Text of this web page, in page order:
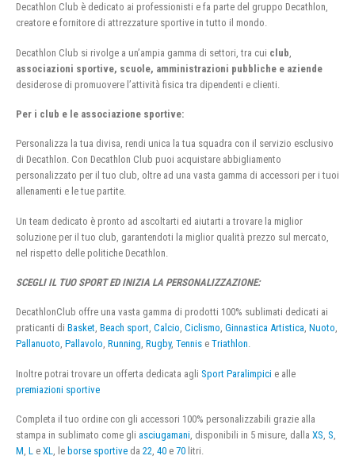
Decathlon Club è dedicato ai professionisti e fa parte del gruppo Decathlon,
creatore e fornitore di attrezzature sportive in tutto il mondo.
Decathlon Club si rivolge a un’ampia gamma di settori, tra cui club
associazioni sportive, scuole, amministrazioni pubbliche e aziende
desiderose di promuovere l’attività fisica tra dipendenti e clienti.
Per i club e le associazione sportive:
Personalizza la tua divisa, rendi unica la tua squadra con il servizio esclusivo
di Decathlon. Con Decathlon Club puoi acquistare abbigliamento
personalizzato per il tuo club, oltre ad una vasta gamma di accessori per i tuoi
allenamenti e le tue partite.
Un team dedicato è pronto ad ascoltarti ed aiutarti a trovare la miglior
soluzione per il tuo club, garantendoti la miglior qualità prezzo sul mercato,
nel rispetto delle politiche Decathlon.
SCEGLI IL TUO SPORT ED INIZIA LA PERSONALIZZAZIONE:
DecathlonClub offre una vasta gamma di prodotti 100% sublimati dedicati ai
praticanti di Basket, Beach sport, Calcio, Ciclismo, Ginnastica Artistica, Nuoto,
Pallanuoto, Pallavolo, Running, Rugby, Tennis e Triathlon.
Inoltre potrai trovare un offerta dedicata agli Sport Paralimpici e alle
premiazioni sportive
Completa il tuo ordine con gli accessori 100% personalizzabili grazie alla
stampa in sublimato come gli asciugamani , disponibili in 5 misure, dalla XS S
M L e XL , le borse sportive da 22 40 e 70 litri.